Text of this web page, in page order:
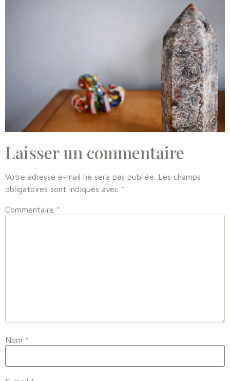
Laisser un commentaire
Votre adresse e-mail ne sera pas publiée. Les champs
obligatoires sont indiqués avec *
Commentaire *
Nom *